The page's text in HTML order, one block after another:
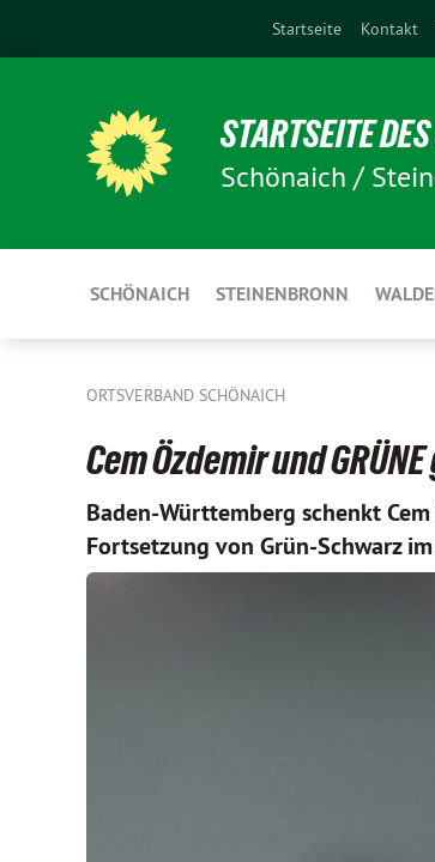
Startseite Kontakt
STARTSEITE
Schönaich /
SCHÖNAICH STEINENBRONN
ORTSVERBAND SCHÖNAICH
Cem Özdemir und
Baden-Württemberg schenkt
Fortsetzung von Grün-Schwarz